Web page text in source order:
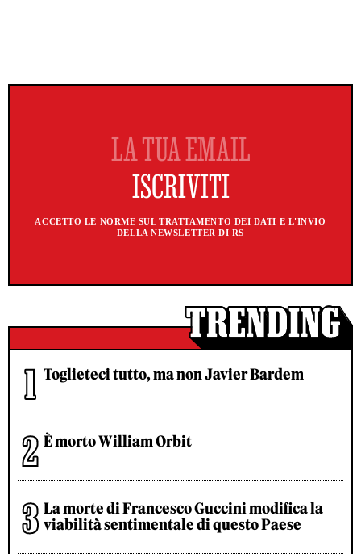
ACCETTO LE NORME SUL TRATTAMENTO DEI DATI E L'INVIO
DELLA NEWSLETTER DI RS
Toglieteci tutto, ma non Javier Bardem
È morto William Orbit
La morte di Francesco Guccini modifica la
viabilità sentimentale di questo Paese